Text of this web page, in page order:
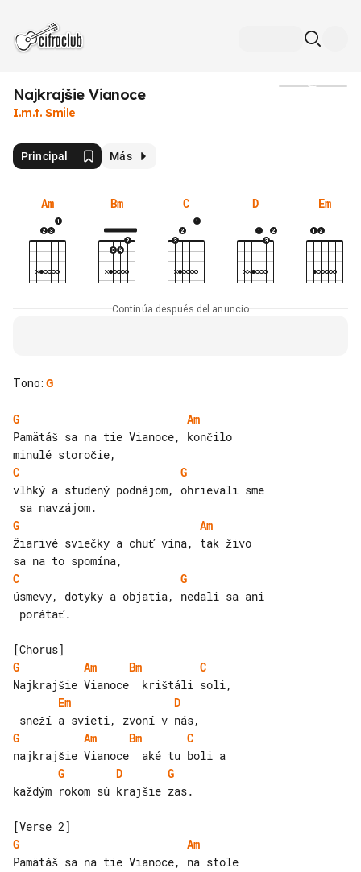
Najkrajšie Vianoce
I.m.t. Smile
Principal Más
Am Bm C D Em
Continúa después del anuncio
Tono: G
G
Am
Pamätáš sa na tie Vianoce, končilo
C
G
vlhký a studený podnájom, ohrievali sme
G
Am
Žiarivé sviečky a chuť vína, tak živo
C
G
úsmevy, dotyky a objatia, nedali sa ani
G
Am Bm
C
Em
D
G
Am Bm
C
G
D
G
každým rokom sú krajšie zas.
G
Am
Pamätáš sa na tie Vianoce, na stole